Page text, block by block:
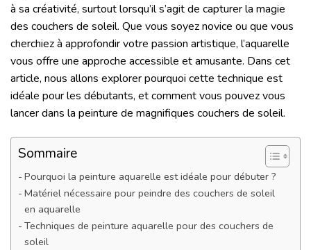
à sa créativité, surtout lorsqu’il s’agit de capturer la magie
des couchers de soleil. Que vous soyez novice ou que vous
cherchiez à approfondir votre passion artistique, l’aquarelle
vous offre une approche accessible et amusante. Dans cet
article, nous allons explorer pourquoi cette technique est
idéale pour les débutants, et comment vous pouvez vous
lancer dans la peinture de magnifiques couchers de soleil.
Sommaire
Pourquoi la peinture aquarelle est idéale pour débuter ?
Matériel nécessaire pour peindre des couchers de soleil
en aquarelle
Techniques de peinture aquarelle pour des couchers de
soleil